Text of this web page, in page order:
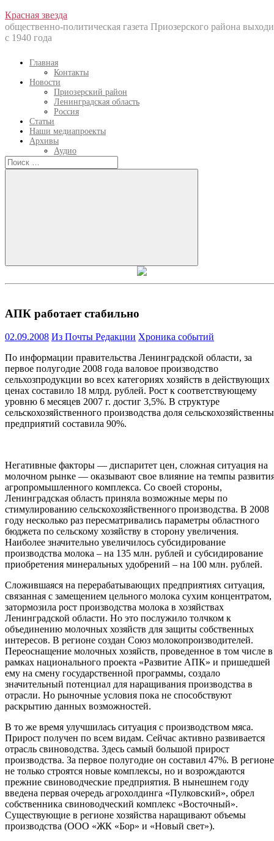
Перейти
к
содержанию
Красная звезда
общественно-политическая газета Приозерского района
с 1940 года
Главная
Контакты
Новости
Приозерский район
Ленинградская область
Россия
Статьи
Наши медиапроекты
Архивы
Аудио
Искать:
Искать
АПК работает стабильно
02.09.2008 Из Почты Редакции Хроника событий
По информации правительства Ленинградской области, за
первое полугодие 2008 года валовое производство
сельхозпродукции во всех категориях хозяйств в действующих
ценах составило 18 млрд. рублей. Рост к соответствующему
уровню 6 месяцев 2007 г. достиг 3,5%. В структуре
сельскохозяйственного производства доля
предприятий составила 90%.
Негативные факторы — диспаритет цен, сложная ситуация на
молочном рынке — оказывают свое влияние на темпы
агропромышленного комплекса. Со своей стороны,
Ленинградская область приняла возможные меры по
стимулированию сельскохозяйственного производства. В 2008
году несколько раз пересматривались параметры областного
бюджета по сельскому хозяйству в сторону увеличения.
Наиболее значительно увеличилось субсидирование
производства молока – на 135 млн. рублей и субсидирование
приобретения минеральных удобрений – на 100 млн. рублей.
Сложившаяся на перерабатывающих предприятиях ситуация,
связанная с замещением цельного молока сухим концентратом,
затормозила рост производства молока в хозяйствах
Ленинградской области. Но это послужило толчком к
объединению молочных хозяйств для защиты собственных
интересов. В регионе создан Союз молокопроизводителей.
Переоснащение молочных хозяйств, проведенное в том числе в
рамках национального проекта «Развитие АПК» и пришедшей
ему на смену государственной программы, создало
значительный потенциал для наращивания производства в
отрасли. Но рыночные условия пока не способствуют
раскрытию данных возможностей.
В то же время улучшилась ситуация с производством мяса.
Прирост получен по всем видам. Сейчас активно развивается
отрасль свиноводства. Здесь самый большой прирост
производства. За первое полугодие он составил 47%. В регионе
не только строятся новые комплексы, но и возрождаются
прежние свиноводческие предприятия. В нынешнем году
введена первая очередь агрохолдинга «Пулковский», обрел
собственника свиноводческий комплекс «Восточный».
Существующие в регионе хозяйства наращивают объемы
производства (ООО «ЖК «Бор» и «Новый свет»).